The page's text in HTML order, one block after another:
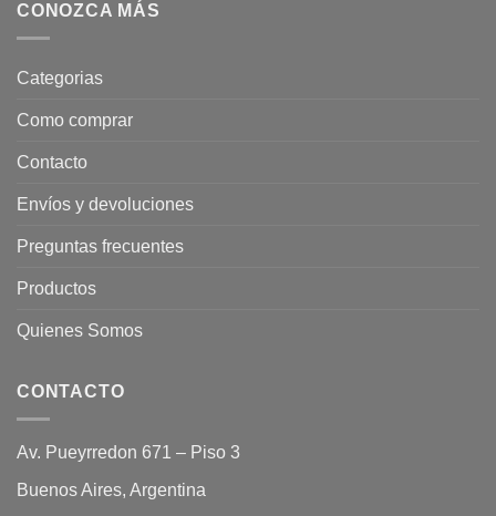
CONOZCA MÁS
Categorias
Como comprar
Contacto
Envíos y devoluciones
Preguntas frecuentes
Productos
Quienes Somos
CONTACTO
Av. Pueyrredon 671 – Piso 3
Buenos Aires, Argentina